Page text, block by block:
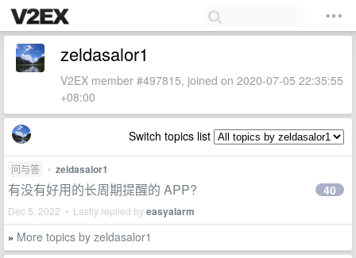
zeldasalor1
V2EX member #497815, joined on 2020-07-05 22:35:55
+08:00
Switch topics list
问与答 • zeldasalor1
有没有好用的长周期提醒的 APP?
Dec 5, 2022 • Lastly replied byeasyalarm
40
» More topics by zeldasalor1